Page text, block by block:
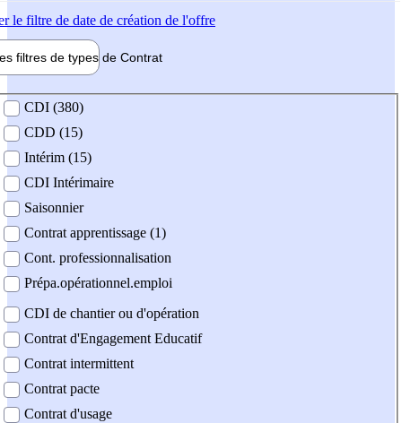
le filtre de date de création de l'offre
filtres de types de Contrat
contrat
CDI (380)
CDD (15)
Intérim (15)
CDI Intérimaire
Saisonnier
Contrat apprentissage (1)
Cont. professionnalisation
Prépa.opérationnel.emploi
CDI de chantier ou d'opération
Contrat d'Engagement Educatif
Contrat intermittent
Contrat pacte
Contrat d'usage